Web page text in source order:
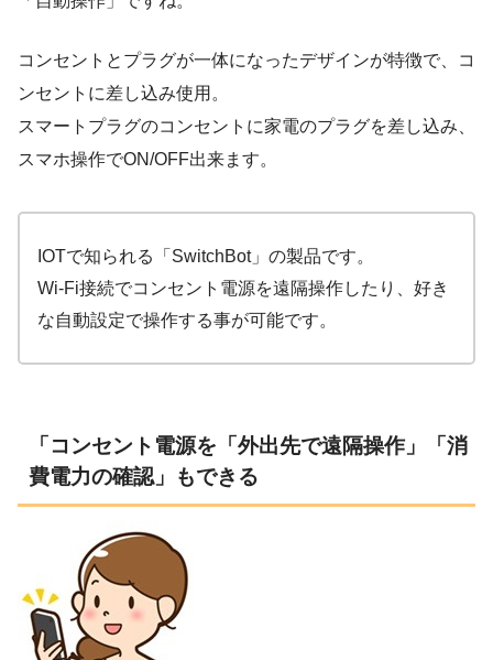
コンセントとプラグが一体になったデザインが特徴で、コ
ンセントに差し込み使用。
スマートプラグのコンセントに家電のプラグを差し込み、
スマホ操作でON/OFF出来ます。
IOTで知られる「SwitchBot」の製品です。
Wi-Fi接続でコンセント電源を遠隔操作したり、好き
な自動設定で操作する事が可能です。
「コンセント電源を「外出先で遠隔操作」「消
費電力の確認」もできる